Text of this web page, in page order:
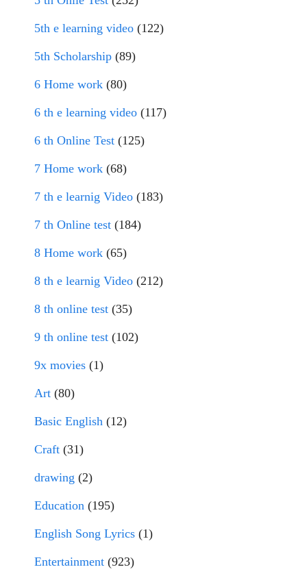
5th e learning video (122)
5th Scholarship (89)
6 Home work (80)
6 th e learning video (117)
6 th Online Test (125)
7 Home work (68)
7 th e learnig Video (183)
7 th Online test (184)
8 Home work (65)
8 th e learnig Video (212)
8 th online test (35)
9 th online test (102)
9x movies (1)
Art (80)
Basic English (12)
Craft (31)
drawing (2)
Education (195)
English Song Lyrics (1)
Entertainment (923)